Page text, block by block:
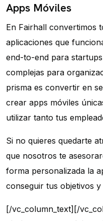
Apps Móviles
En Fairhall convertimos
aplicaciones que
end-to-end para
complejas para
prisma es convertir en
crear apps móviles
utilizar tanto tus
Si no quieres quedarte
que nosotros te
forma personalizada la
conseguir tus objetivos
[/vc_column_text][/